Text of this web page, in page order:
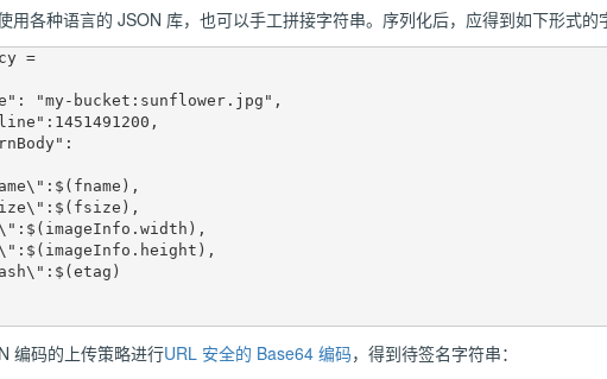
用各种语言的 JSON 库，也可以手工拼接字符串。序列化后，应得到如下形式的
=
编码的上传策略进行URL 安全的 Base64 编码，得到待签名字符串：